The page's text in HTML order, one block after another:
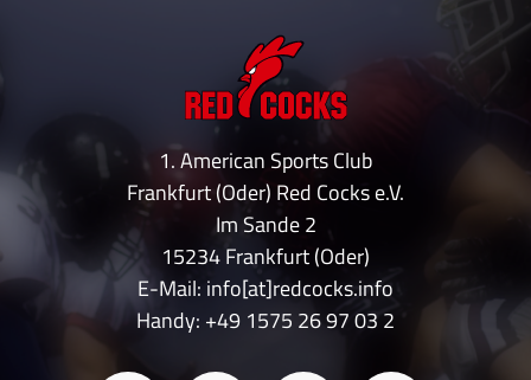
1. American Sports Club
Frankfurt (Oder) Red Cocks e.V.
Im Sande 2
15234 Frankfurt (Oder)
E-Mail: info[at]redcocks.info
Handy: +49 1575 26 97 03 2